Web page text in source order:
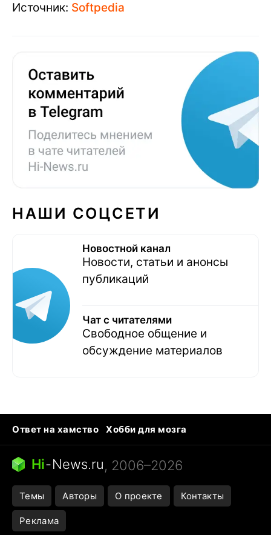
Источник: Softpedia
НАШИ СОЦСЕТИ
Новостной канал
Новости, статьи и анонсы
публикаций
Чат с читателями
Свободное общение и
обсуждение материалов
Ответ на хамство
Хобби для мозга
Бензин 100 и 95
Тунцы в океанариуме
Следующая пандемия
Hi-News.ru, 2006–2026
Темы Авторы О проекте Контакты
Реклама